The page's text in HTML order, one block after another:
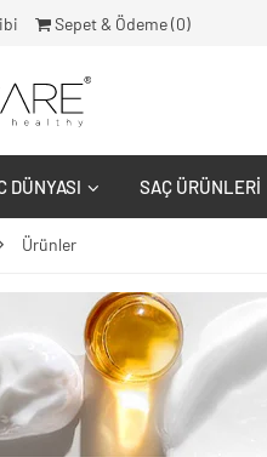
Sepet & Ödeme ( 0)
DÜNYASI SAÇ ÜRÜNLERI
Ürünler